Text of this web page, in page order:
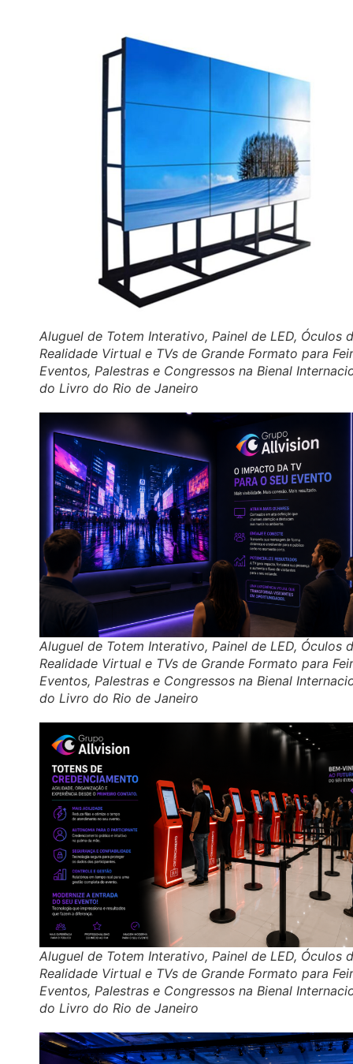
Aluguel de Totem Interativo, Painel de LED, Óculos
Realidade Virtual e TVs de Grande Formato para
Eventos, Palestras e Congressos na Bienal
do Livro do Rio de Janeiro
Aluguel de Totem Interativo, Painel de LED, Óculos
Realidade Virtual e TVs de Grande Formato para
Eventos, Palestras e Congressos na Bienal
do Livro do Rio de Janeiro
Aluguel de Totem Interativo, Painel de LED, Óculos
Realidade Virtual e TVs de Grande Formato para
Eventos, Palestras e Congressos na Bienal
do Livro do Rio de Janeiro